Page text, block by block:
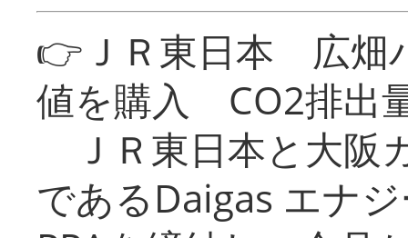
👉ＪＲ東日本 広畑
値を購入 CO2排出
ＪＲ東日本と大阪
であるDaigas エナ